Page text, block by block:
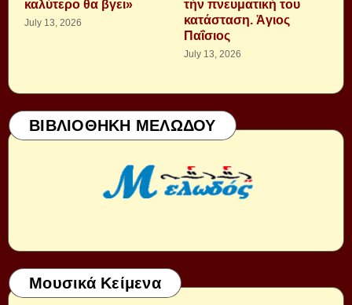
καλύτερο θα βγει»
July 13, 2026
τὴν πνευματική του
κατάσταση. Ἁγιος
Παΐσιος
July 13, 2026
ΒΙΒΛΙΟΘΗΚΗ ΜΕΛΩΔΟΥ
Μουσικά Κείμενα